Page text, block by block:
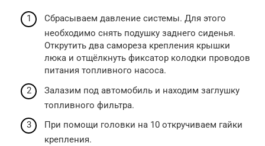
Сбрасываем давление системы. Для этого
необходимо снять подушку заднего сиденья.
Открутить два самореза крепления крышки
люка и отщёлкнуть фиксатор колодки проводов
питания топливного насоса.
Залазим под автомобиль и находим заглушку
топливного фильтра.
При помощи головки на 10 откручиваем гайки
крепления.